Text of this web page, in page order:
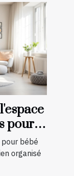
pour
bébé
organisé